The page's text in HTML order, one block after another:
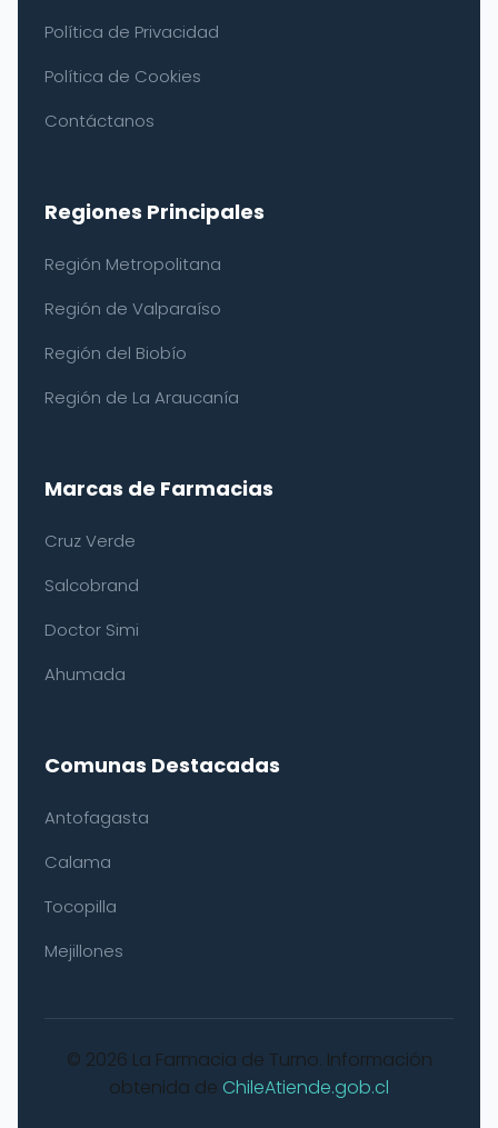
Política de Privacidad
Política de Cookies
Contáctanos
Regiones Principales
Región Metropolitana
Región de Valparaíso
Región del Biobío
Región de La Araucanía
Marcas de Farmacias
Cruz Verde
Salcobrand
Doctor Simi
Ahumada
Comunas Destacadas
Antofagasta
Calama
Tocopilla
Mejillones
© 2026 La Farmacia de Turno. Información
obtenida de ChileAtiende.gob.cl